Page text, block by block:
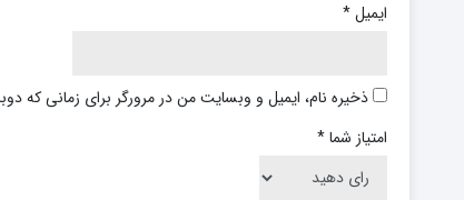
ایمیل*
ذخیره نام، ایمیل و وبسایت من در مرورگر برای زمانی که
امتیاز شما*